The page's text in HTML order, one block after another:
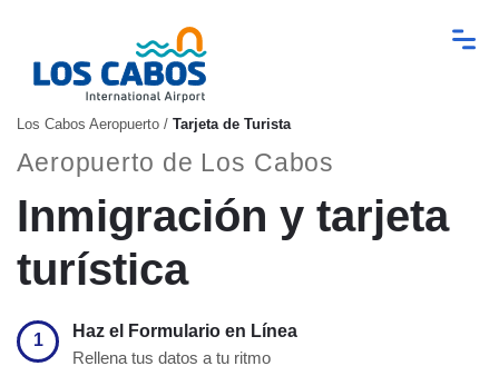
Los Cabos Aeropuerto / Tarjeta de Turista
Aeropuerto de Los Cabos
Inmigración y tarjeta
turística
1
Haz el Formulario en Línea
Rellena tus datos a tu ritmo